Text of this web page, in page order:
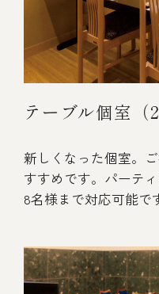
テーブル個室（2
新しくなった個室。
すすめです。パーテ
8名様まで対応可能で